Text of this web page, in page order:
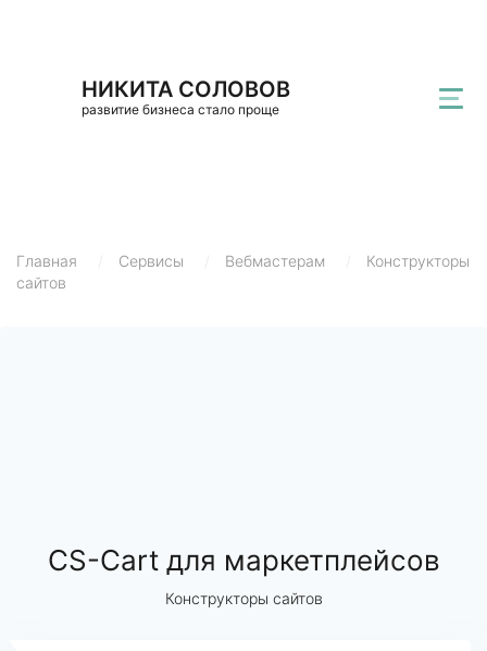
НИКИТА СОЛОВОВ
развитие бизнеса стало проще
Главная Сервисы Вебмастерам
Конструкторы
сайтов
CS-Cart для маркетплейсов
Конструкторы сайтов